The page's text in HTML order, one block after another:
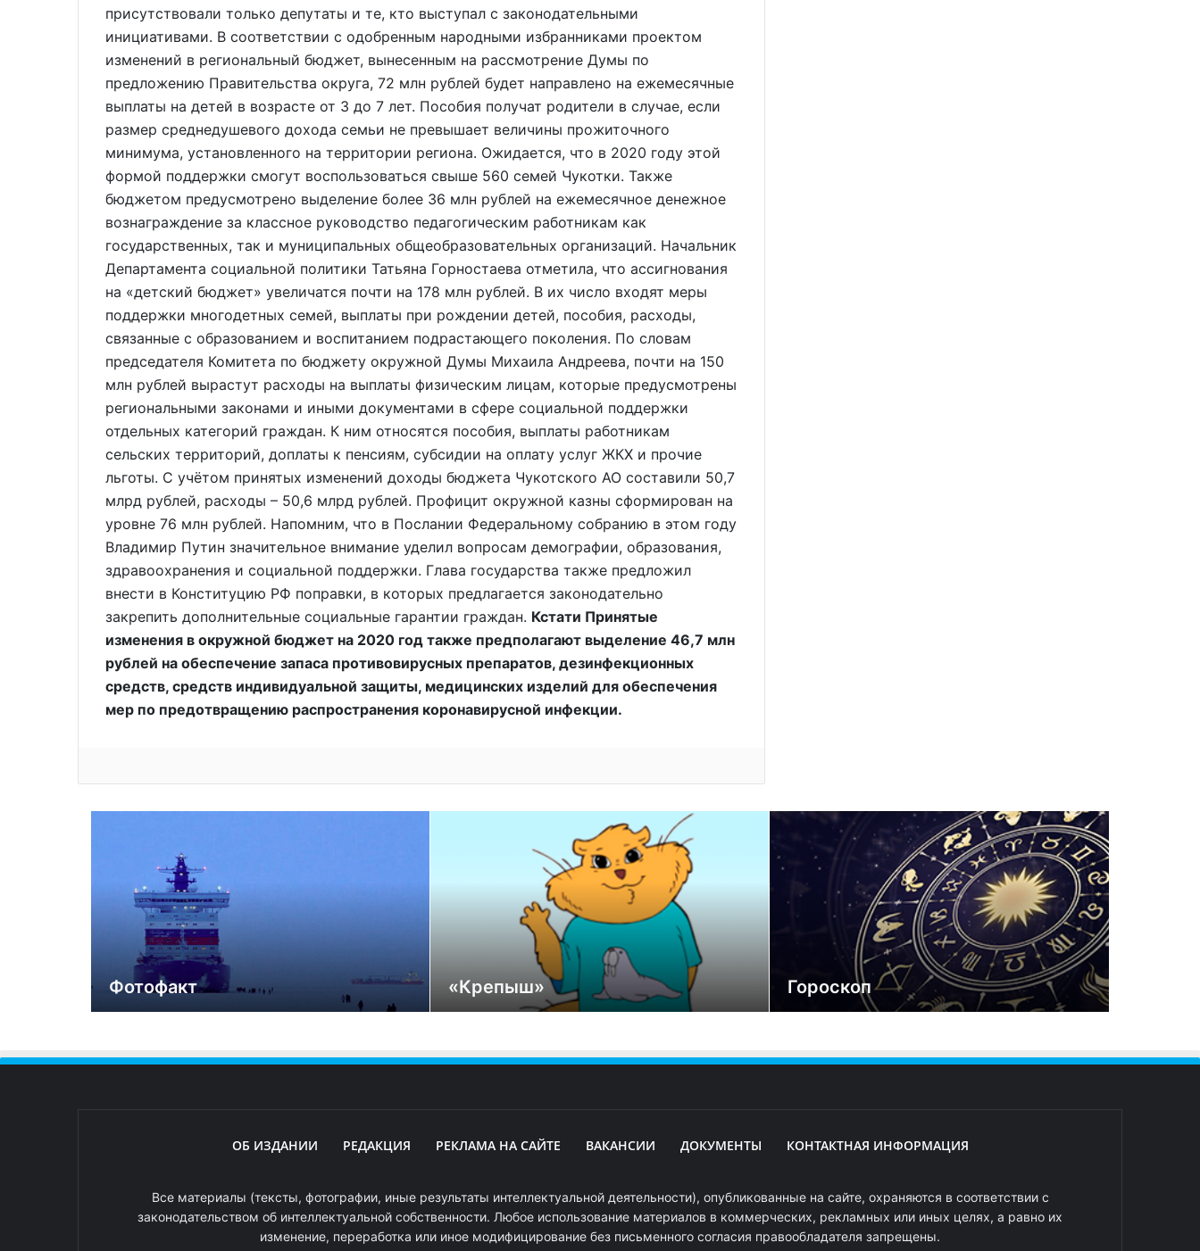
присутствовали только депутаты и те, кто выступал с законодательными
инициативами. В соответствии с одобренным народными избранниками проектом
изменений в региональный бюджет, вынесенным на рассмотрение Думы по
предложению Правительства округа, 72 млн рублей будет направлено на ежемесячные
выплаты на детей в возрасте от 3 до 7 лет. Пособия получат родители в случае, если
размер среднедушевого дохода семьи не превышает величины прожиточного
минимума, установленного на территории региона. Ожидается, что в 2020 году этой
формой поддержки смогут воспользоваться свыше 560 семей Чукотки. Также
бюджетом предусмотрено выделение более 36 млн рублей на ежемесячное денежное
вознаграждение за классное руководство педагогическим работникам как
государственных, так и муниципальных общеобразовательных организаций. Начальник
Департамента социальной политики Татьяна Горностаева отметила, что ассигнования
на «детский бюджет» увеличатся почти на 178 млн рублей. В их число входят меры
поддержки многодетных семей, выплаты при рождении детей, пособия, расходы,
связанные с образованием и воспитанием подрастающего поколения. По словам
председателя Комитета по бюджету окружной Думы Михаила Андреева, почти на 150
млн рублей вырастут расходы на выплаты физическим лицам, которые предусмотрены
региональными законами и иными документами в сфере социальной поддержки
отдельных категорий граждан. К ним относятся пособия, выплаты работникам
сельских территорий, доплаты к пенсиям, субсидии на оплату услуг ЖКХ и прочие
льготы. С учётом принятых изменений доходы бюджета Чукотского АО составили 50,7
млрд рублей, расходы – 50,6 млрд рублей. Профицит окружной казны сформирован на
уровне 76 млн рублей. Напомним, что в Послании Федеральному собранию в этом году
Владимир Путин значительное внимание уделил вопросам демографии, образования,
здравоохранения и социальной поддержки. Глава государства также предложил
внести в Конституцию РФ поправки, в которых предлагается законодательно
закрепить дополнительные социальные гарантии граждан. Кстати Принятые
изменения в окружной бюджет на 2020 год также предполагают выделение 46,7 млн
рублей на обеспечение запаса противовирусных препаратов, дезинфекционных
средств, средств индивидуальной защиты, медицинских изделий для обеспечения
мер по предотвращению распространения коронавирусной инфекции.
Фотофакт «Крепыш» Гороскоп
ОБ ИЗДАНИИ РЕДАКЦИЯ РЕКЛАМА НА САЙТЕ ВАКАНСИИ ДОКУМЕНТЫ КОНТАКТНАЯ ИНФОРМАЦИЯ
Все материалы (тексты, фотографии, иные результаты интеллектуальной деятельности), опубликованные на сайте, охраняются в соответствии с
законодательством об интеллектуальной собственности. Любое использование материалов в коммерческих, рекламных или иных целях, а равно их
изменение, переработка или иное модифицирование без письменного согласия правообладателя запрещены.